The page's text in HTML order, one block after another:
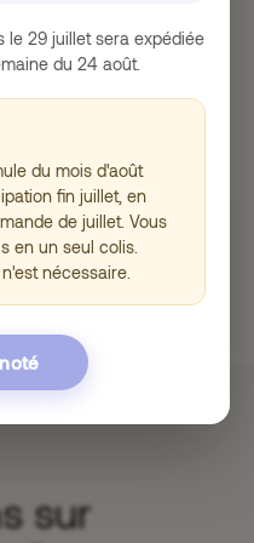
sur
le 29 juillet sera expédiée
du 24 août.
du mois d'août
fin juillet, en
de juillet. Vous
en un seul colis.
nécessaire.